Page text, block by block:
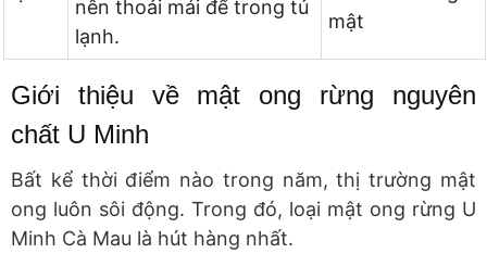
nên thoải mái để trong tủ
lạnh.
mật
Giới thiệu về mật ong rừng nguyên
chất U Minh
Bất kể thời điểm nào trong năm, thị trường mật
ong luôn sôi động. Trong đó, loại mật ong rừng U
Minh Cà Mau là hút hàng nhất.